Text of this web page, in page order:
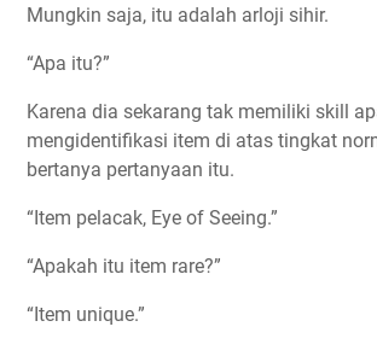
Mungkin saja, itu adalah arloji sihir.
“Apa itu?”
Karena dia sekarang tak memiliki skill
mengidentifikasi item di atas tingkat
bertanya pertanyaan itu.
“Item pelacak, Eye of Seeing.”
“Apakah itu item rare?”
“Item unique.”